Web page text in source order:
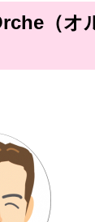
（オ